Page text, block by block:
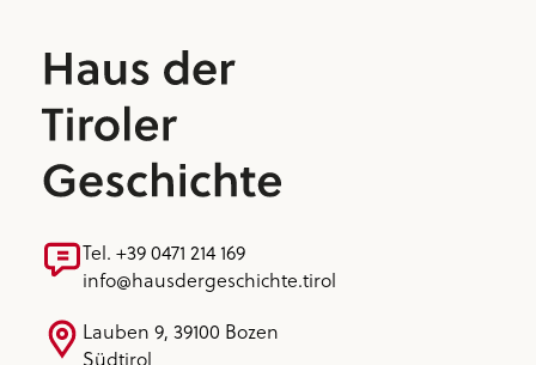
Tel. +39 0471 214 169
info@hausdergeschichte.tirol
Lauben 9, 39100 Bozen
Südtirol